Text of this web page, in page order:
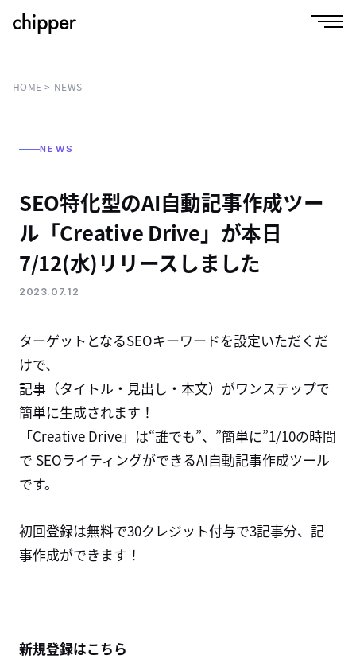
HOME NEWS
NEWS
SEO特化型のAI自動記事作成ツー
ル「Creative Drive」が本日
7/12(水)リリースしました
2023.07.12
ターゲットとなるSEOキーワードを設定いただくだ
けで、
記事（タイトル・見出し・本文）がワンステップで
簡単に生成されます！
「Creative Drive」は“誰でも”、”簡単に”1/10の時間
で SEOライティングができるAI自動記事作成ツール
です。
初回登録は無料で30クレジット付与で3記事分、記
事作成ができます！
新規登録はこちら